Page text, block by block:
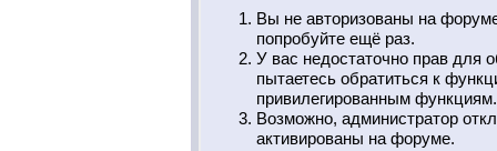
Вы не авторизованы на
попробуйте ещё раз.
У вас недостаточно прав для
пытаетесь обратиться к
привилегированным функциям.
Возможно, администратор
активированы на форуме.